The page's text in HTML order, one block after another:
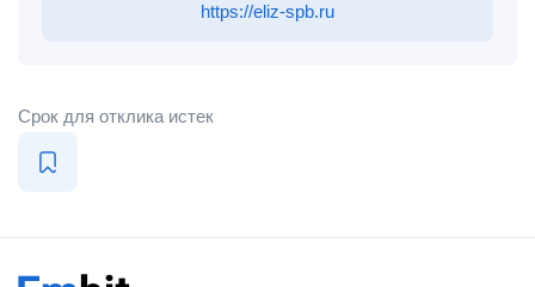
https://eliz-spb.ru
Срок для отклика истек